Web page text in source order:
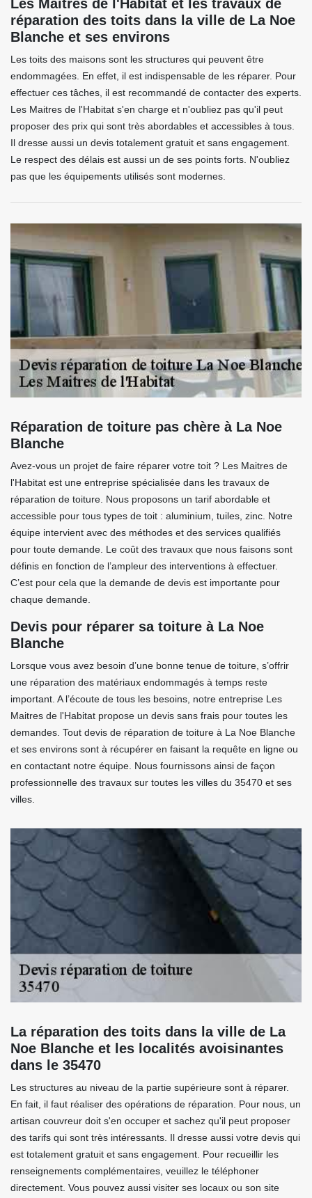
Les Maitres de l'Habitat et les travaux de
réparation des toits dans la ville de La Noe
Blanche et ses environs
Les toits des maisons sont les structures qui peuvent être
endommagées. En effet, il est indispensable de les réparer. Pour
effectuer ces tâches, il est recommandé de contacter des experts.
Les Maitres de l'Habitat s'en charge et n'oubliez pas qu'il peut
proposer des prix qui sont très abordables et accessibles à tous.
Il dresse aussi un devis totalement gratuit et sans engagement.
Le respect des délais est aussi un de ses points forts. N'oubliez
pas que les équipements utilisés sont modernes.
Réparation de toiture pas chère à La Noe
Blanche
Avez-vous un projet de faire réparer votre toit ? Les Maitres de
l'Habitat est une entreprise spécialisée dans les travaux de
réparation de toiture. Nous proposons un tarif abordable et
accessible pour tous types de toit : aluminium, tuiles, zinc. Notre
équipe intervient avec des méthodes et des services qualifiés
pour toute demande. Le coût des travaux que nous faisons sont
définis en fonction de l’ampleur des interventions à effectuer.
C’est pour cela que la demande de devis est importante pour
chaque demande.
Devis pour réparer sa toiture à La Noe
Blanche
Lorsque vous avez besoin d’une bonne tenue de toiture, s’offrir
une réparation des matériaux endommagés à temps reste
important. A l’écoute de tous les besoins, notre entreprise Les
Maitres de l'Habitat propose un devis sans frais pour toutes les
demandes. Tout devis de réparation de toiture à La Noe Blanche
et ses environs sont à récupérer en faisant la requête en ligne ou
en contactant notre équipe. Nous fournissons ainsi de façon
professionnelle des travaux sur toutes les villes du 35470 et ses
villes.
La réparation des toits dans la ville de La
Noe Blanche et les localités avoisinantes
dans le 35470
Les structures au niveau de la partie supérieure sont à réparer.
En fait, il faut réaliser des opérations de réparation. Pour nous, un
artisan couvreur doit s'en occuper et sachez qu'il peut proposer
des tarifs qui sont très intéressants. Il dresse aussi votre devis qui
est totalement gratuit et sans engagement. Pour recueillir les
renseignements complémentaires, veuillez le téléphoner
directement. Vous pouvez aussi visiter ses locaux ou son site